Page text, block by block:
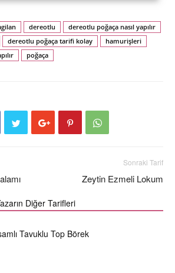
dereotlu
dereotlu poğaça nasıl yapılır
dereotlu poğaça tarifi kolay
hamurişleri
poğaça
Sonraki Tarif
Zeytin Ezmeli Lokum
Diğer Tarifleri
Tavuklu Top Börek